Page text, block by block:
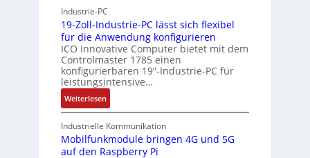
t
e
k
t
u
s
i
c
a
I
a
Industrie-PC
19-Zoll-Industrie-PC lässt sich flexibel
für die Anwendung konfigurieren
ICO Innovative Computer bietet mit dem
Controlmaster 1785 einen
konfigurierbaren 19“-Industrie-PC für
leistungsintensive…
Weiterlesen:
1
9
-
Z
Industrielle Kommunikation
Mobilfunkmodule bringen 4G und 5G
auf den Raspberry Pi